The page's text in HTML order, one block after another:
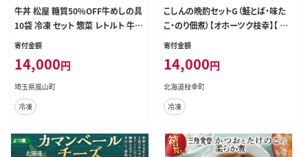
牛丼 松屋 糖質50%OFF牛めしの具
10袋 冷凍 セット 惣菜 レトルト 牛丼
の具 手軽 ランチ お昼ごはん 夕飯 夜
寄付金額
14,000円
埼玉県嵐山町
冷凍
こしんの晩酌セットG（鮭とば・味た
こ・のり佃煮）【オホーツク枝幸】【 魚
貝類 加工食品 惣菜 レトルト のり 海
寄付金額
14,000円
北海道枝幸町
冷凍